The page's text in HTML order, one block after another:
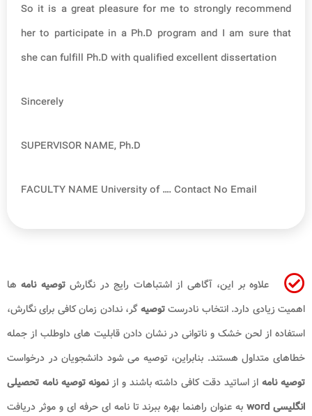
So it is a great pleasure for me to strongly recommend
her to participate in a Ph.D program and I am sure that
she can fulfill Ph.D with qualified excellent dissertation
Sincerely
SUPERVISOR NAME, Ph.D
FACULTY NAME University of …. Contact No Email
علاوه بر این، آگاهی از اشتباهات رایج در نگارشتوصیه نامه ها
اهمیت زیادی دارد. انتخاب نادرستتوصیهگر، ندادن زمان کافی برای نگارش،
استفاده از لحن خشک و ناتوانی در نشان دادن قابلیت های داوطلب از جمله
خطاهای متداول هستند. بنابراین، توصیه می شود دانشجویان در درخواست
توصیه نامه از اساتید دقت کافی داشته باشند و ازنمونه توصیه نامه تحصیلی
انگلیسی word
به عنوان راهنما بهره ببرند تا نامه ای حرفه ای و موثر دریافت